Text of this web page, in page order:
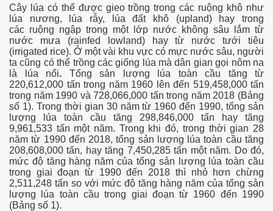
Cây lúa có thể được gieo trồng trong các ruộng khô như
lúa nương, lúa rẫy, lúa đất khô (upland) hay trong
các ruộng ngập trong một lớp nước không sâu lắm từ
nước mưa (rainfed lowland)
hay từ nước tưới tiêu
(irrigated rice). Ở một vài khu vực có mực nước sâu, người
ta cũng có thể trồng các giống lúa mà dân gian gọi nôm na
là lúa nổi. Tổng sản lượng lúa toàn cầu tăng từ
220,612,000 tấn trong năm 1960 lên đến 519,458,000 tấn
trong năm 1990 và 728,066,000 tấn trong năm 2018 (Bảng
số 1). Trong thời gian 30 năm từ 1960 đến 1990, tổng sản
lượng lúa toàn cầu tăng 298,846,000 tấn hay tăng
9,961,533 tấn một năm. Trong khi đó, trong thời gian 28
năm từ 1990 đến 2018, tổng sản lượng lúa toàn cầu tăng
208,608,000 tấn, hay tăng 7,450,285 tấn một năm. Do đó,
mức độ tăng hàng năm của tổng sản lượng lúa toàn cầu
trong giai đoạn từ 1990 đến 2018 thì nhỏ hơn chừng
2,511,248 tấn so với mức độ tăng hàng năm của tổng sản
lượng lúa toàn cầu trong giai đoạn từ 1960 đến 1990
(Bảng số 1).
hứa